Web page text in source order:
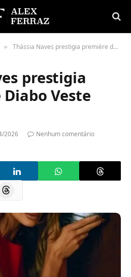
» Thássia Naves prestigia première de Diabo Veste Prada 2
prestigia
Veste
2026 Nenhum comentário
Threads